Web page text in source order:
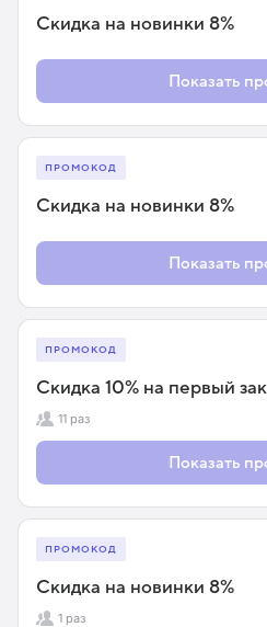
Скидка на новинки 8%
Показать
ПРОМОКОД
Скидка на новинки 8%
Показать
ПРОМОКОД
Скидка 10% на первый
11 раз
Показать
ПРОМОКОД
Скидка на новинки 8%
1 раз